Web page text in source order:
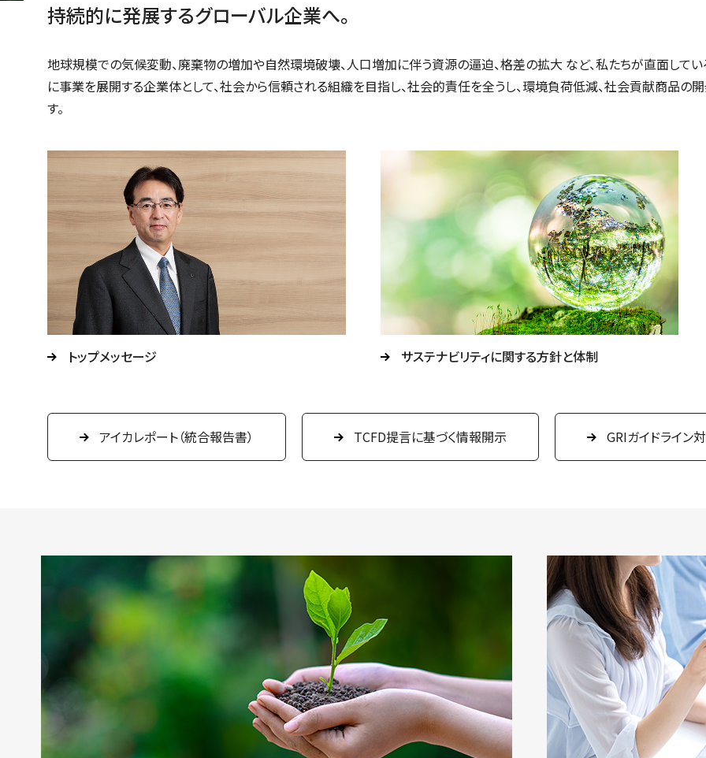
持続的に発展するグローバル企業へ。
地球規模での気候変動、廃棄物の増加や自然環境破壊、人口増加に伴う資源の逼迫、格差の拡大 など、私たちが直面して
に事業を展開する企業体として、社会から信頼される組織を目指し、社会的責任を全うし、環境負荷低減、社会貢献商品
す。
トップメッセージ サステナビリティに関する方針と体制
アイカレポート（統合報告書） TCFD提言に基づく情報開示 GRIガイドライン